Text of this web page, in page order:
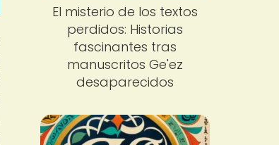
El misterio de los textos
perdidos: Historias
fascinantes tras
manuscritos Ge'ez
desaparecidos